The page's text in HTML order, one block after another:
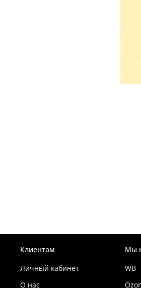
Клиентам
Личный кабинет
О нас
Мы
WB